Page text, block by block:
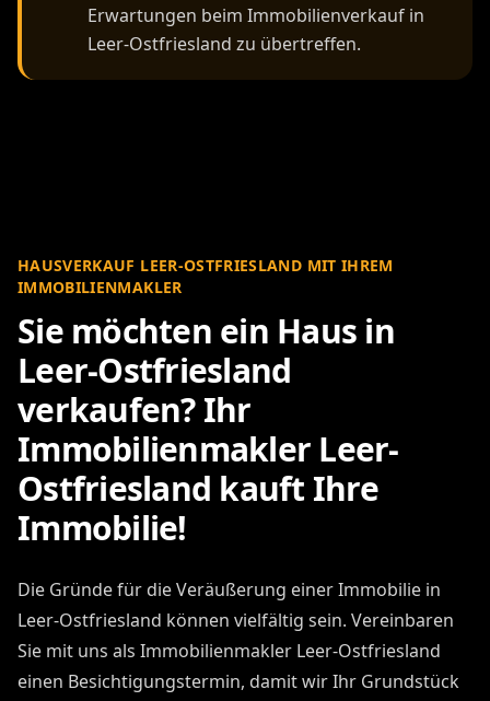
Erwartungen beim Immobilienverkauf in
Leer-Ostfriesland zu übertreffen.
HAUSVERKAUF LEER-OSTFRIESLAND MIT IHREM
IMMOBILIENMAKLER
Sie möchten ein Haus in
Leer-Ostfriesland
verkaufen? Ihr
Immobilienmakler Leer-
Ostfriesland kauft Ihre
Immobilie!
Die Gründe für die Veräußerung einer Immobilie in
Leer-Ostfriesland können vielfältig sein. Vereinbaren
Sie mit uns als Immobilienmakler Leer-Ostfriesland
einen Besichtigungstermin, damit wir Ihr Grundstück